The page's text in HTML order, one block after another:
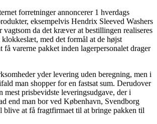
forretninger annoncerer 1 hverdags
eksempelvis Hendrix Sleeved Washers
vagtsom da det kræver at bestillingen realiseres
med det formål at de højst
få varerne pakket inden lagerpersonalet drager
yder levering uden beregning, men i
man shopper for en fastsat sum. Derudover
mest prisbevidste leveringsudgave, der i
end man bor ved København, Svendborg
blive at få fragtfirmaet til at bringe pakken til